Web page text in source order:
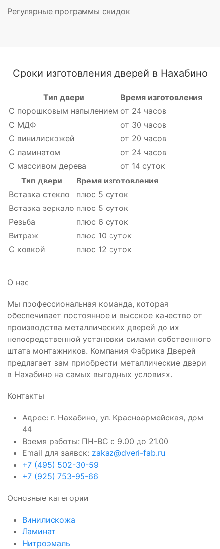
Регулярные программы скидок
Сроки изготовления дверей в Нахабино
Тип двери
Время изготовления
С порошковым напылением от 24 часов
С МДФ
от 30 часов
С винилискожей
от 20 часов
С ламинатом
от 24 часов
С массивом дерева
от 14 суток
Тип двери
Время изготовления
Вставка стекло
плюс 5 суток
Вставка зеркало плюс 5 суток
Резьба
плюс 6 суток
Витраж
плюс 10 суток
С ковкой
плюс 12 суток
О нас
Мы профессиональная команда, которая
обеспечивает постоянное и высокое качество от
производства металлических дверей до их
непосредственной установки силами собственного
штата монтажников. Компания Фабрика Дверей
предлагает вам приобрести металлические двери
в Нахабино на самых выгодных условиях.
Контакты
Адрес: г. Нахабино, ул. Красноармейская, дом
44
Время работы: ПН-ВС с 9.00 до 21.00
Email для заявок: zakaz@dveri-fab.ru
+7 (495) 502-30-59
+7 (925) 753-95-66
Основные категории
Винилискожа
Ламинат
Нитроэмаль